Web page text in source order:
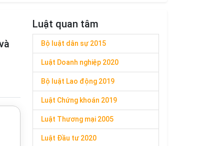
Luật quan tâm
Bộ luật dân sự 2015
Luật Doanh nghiệp 2020
Bộ luật Lao động 2019
Luật Chứng khoán 2019
Luật Thương mại 2005
Luật Đầu tư 2020